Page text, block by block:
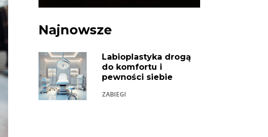
Najnowsze
Labioplastyka drogą
do komfortu i
pewności siebie
ZABIEGI